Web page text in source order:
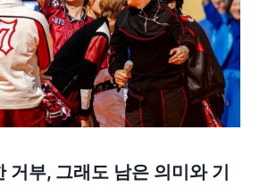
거부, 그래도 남은 의미와 기